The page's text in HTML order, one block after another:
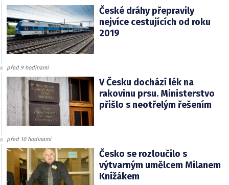
České dráhy přepravily
nejvíce cestujících od roku
2019
před 9 hodinami
V Česku dochází lék na
rakovinu prsu. Ministerstvo
přišlo s neotřelým řešením
před 10 hodinami
Česko se rozloučilo s
výtvarným umělcem Milanem
Knížákem